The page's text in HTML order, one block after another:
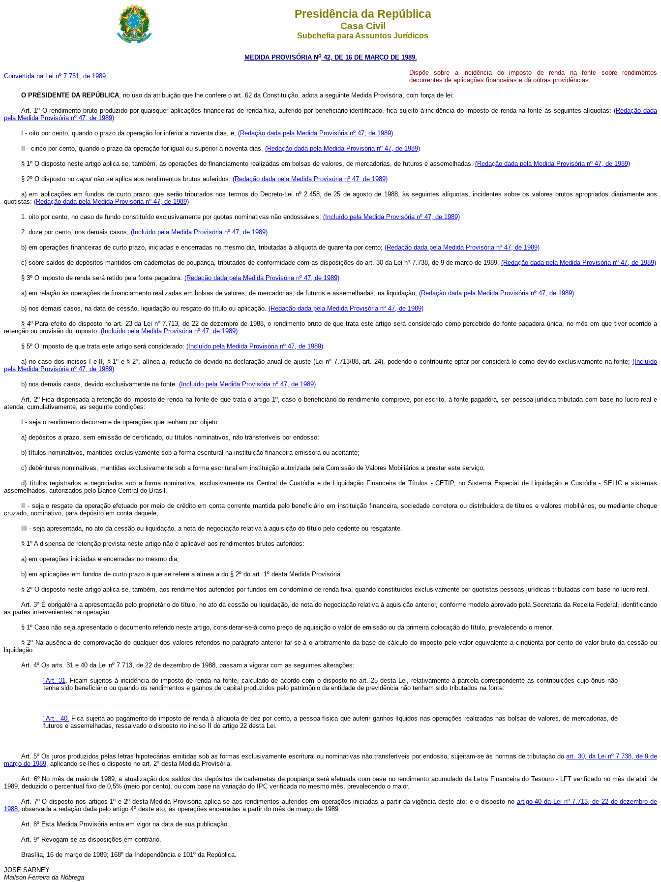
Presidência da República
Casa Civil
Subchefia para Assuntos Jurídicos
MEDIDA PROVISÓRIA No42, DE 16 DE MARÇO DE 1989.
Convertida na Lei nº 7.751, de 1989
Dispõe sobre a incidência do imposto de renda na fonte sobre rendimentos
decorrentes de aplicações financeiras e dá outras providências.
O PRESIDENTE DA REPÚBLICA, no uso da atribuição que lhe confere o art. 62 da Constituição, adota a seguinte Medida Provisória, com força de lei:
Art. 1º O rendimento bruto produzido por quaisquer aplicações financeiras de renda fixa, auferido por beneficiário identificado, fica sujeito à incidência do imposto de renda na fonte às seguintes alíquotas:(Redação dada
pela Medida Provisória nº 47, de 1989)
I - oito por cento, quando o prazo da operação for inferior a noventa dias, e; (Redação dada pela Medida Provisória nº 47, de 1989)
II - cinco por cento, quando o prazo da operação for igual ou superior a noventa dias. (Redação dada pela Medida Provisória nº 47, de 1989)
§ 1º O disposto neste artigo aplica-se, também, às operações de financiamento realizadas em bolsas de valores, de mercadorias, de futuros e assemelhadas. (Redação dada pela Medida Provisória nº 47, de 1989)
§ 2º O disposto no caput não se aplica aos rendimentos brutos auferidos: (Redação dada pela Medida Provisória nº 47, de 1989)
a) em aplicações em fundos de curto prazo, que serão tributados nos termos do Decreto-Lei nº 2.458, de 25 de agosto de 1988, às seguintes alíquotas, incidentes sobre os valores brutos apropriados diariamente aos
quotistas: (Redação dada pela Medida Provisória nº 47, de 1989)
1. oito por cento, no caso de fundo constituído exclusivamente por quotas nominativas não endossáveis; (Incluído pela Medida Provisória nº 47, de 1989)
2. doze por cento, nos demais casos; (Incluído pela Medida Provisória nº 47, de 1989)
b) em operações financeiras de curto prazo, iniciadas e encerradas no mesmo dia, tributadas à alíquota de quarenta por cento; (Redação dada pela Medida Provisória nº 47, de 1989)
c) sobre saldos de depósitos mantidos em cadernetas de poupança, tributados de conformidade com as disposições do art. 30 da Lei nº 7.738, de 9 de março de 1989. (Redação dada pela Medida Provisória nº 47, de 1989)
§ 3º O imposto de renda será retido pela fonte pagadora: (Redação dada pela Medida Provisória nº 47, de 1989)
a) em relação às operações de financiamento realizadas em bolsas de valores, de mercadorias, de futuros e assemelhadas, na liquidação; (Redação dada pela Medida Provisória nº 47, de 1989)
b) nos demais casos, na data de cessão, liquidação ou resgate do título ou aplicação. (Redação dada pela Medida Provisória nº 47, de 1989)
§ 4º Para efeito do disposto no art. 23 da Lei nº 7.713, de 22 de dezembro de 1988, o rendimento bruto de que trata este artigo será considerado como percebido de fonte pagadora única, no mês em que tiver ocorrido a
retenção ou provisão do imposto. (Incluído pela Medida Provisória nº 47, de 1989)
§ 5º O imposto de que trata este artigo será considerado: (Incluído pela Medida Provisória nº 47, de 1989)
a) no caso dos incisos I e II, § 1º e § 2º, alíneaa, redução do devido na declaração anual de ajuste (Lei nº 7.713/88, art. 24), podendo o contribuinte optar por considerá-lo como devido exclusivamente na fonte;(Incluído
pela Medida Provisória nº 47, de 1989)
b) nos demais casos, devido exclusivamente na fonte. (Incluído pela Medida Provisória nº 47, de 1989)
Art. 2º Fica dispensada a retenção do imposto de renda na fonte de que trata o artigo 1º, caso o beneficiário do rendimento comprove, por escrito, à fonte pagadora, ser pessoa jurídica tributada com base no lucro real e
atenda, cumulativamente, as seguinte condições:
I - seja o rendimento decorrente de operações que tenham por objeto:
a) depósitos a prazo, sem emissão de certificado, ou títulos nominativos, não transferíveis por endosso;
b) títulos nominativos, mantidos exclusivamente sob a forma escritural na instituição financeira emissora ou aceitante;
c) debêntures nominativas, mantidas exclusivamente sob a forma escritural em instituição autorizada pela Comissão de Valores Mobiliários a prestar este serviço;
d) títulos registrados e negociados sob a forma nominativa, exclusivamente na Central de Custódia e de Liquidação Financeira de Títulos - CETIP, no Sistema Especial de Liquidação e Custódia - SELIC e sistemas
assemelhados, autorizados pelo Banco Central do Brasil.
II - seja o resgate da operação efetuado por meio de crédito em conta corrente mantida pelo beneficiário em instituição financeira, sociedade corretora ou distribuidora de títulos e valores mobiliários, ou mediante cheque
cruzado, nominativo, para depósito em conta daquele;
III - seja apresentada, no ato da cessão ou liquidação, a nota de negociação relativa à aquisição do título pelo cedente ou resgatante.
§ 1º A dispensa de retenção prevista neste artigo não é aplicável aos rendimentos brutos auferidos:
a) em operações iniciadas e encerradas no mesmo dia;
b) em aplicações em fundos de curto prazo a que se refere a alínea a do § 2º do art. 1º desta Medida Provisória.
§ 2º O disposto neste artigo aplica-se, também, aos rendimentos auferidos por fundos em condomínio de renda fixa, quando constituídos exclusivamente por quotistas pessoas jurídicas tributadas com base no lucro real.
Art. 3º É obrigatória a apresentação pelo proprietário do título, no ato da cessão ou liquidação, de nota de negociação relativa à aquisição anterior, conforme modelo aprovado pela Secretaria da Receita Federal, identificando
as partes intervenientes na operação.
§ 1º Caso não seja apresentado o documento referido neste artigo, considerar-se-á como preço de aquisição o valor de emissão ou da primeira colocação do título, prevalecendo o menor.
§ 2º Na ausência de comprovação de qualquer dos valores referidos no parágrafo anterior far-se-á o arbitramento da base de cálculo do imposto pelo valor equivalente a cinqüenta por cento do valor bruto da cessão ou
liquidação.
Art. 4º Os arts. 31 e 40 da Lei nº 7.713, de 22 de dezembro de 1988, passam a vigorar com as seguintes alterações:
"Art. 31. Ficam sujeitos à incidência do imposto de renda na fonte, calculado de acordo com o disposto no art. 25 desta Lei, relativamente à parcela correspondente às contribuições cujo ônus não
tenha sido beneficiário ou quando os rendimentos e ganhos de capital produzidos pelo patrimônio da entidade de previdência não tenham sido tributados na fonte:
............................................................................
"Art . 40. Fica sujeita ao pagamento do imposto de renda à alíquota de dez por cento, a pessoa física que auferir ganhos líquidos nas operações realizadas nas bolsas de valores, de mercadorias, de
futuros e assemelhadas, ressalvado o disposto no inciso II do artigo 22 desta Lei.
............................................................................
Art. 5º Os juros produzidos pelas letras hipotecárias emitidas sob as formas exclusivamente escritural ou nominativas não transferíveis por endosso, sujeitam-se às normas de tributação doart. 30, da Lei nº 7.738, de 9 de
março de 1989, aplicando-se-lhes o disposto no art. 2º desta Medida Provisória.
Art. 6º No mês de maio de 1989, a atualização dos saldos dos depósitos de cadernetas de poupança será efetuada com base no rendimento acumulado da Letra Financeira do Tesouro - LFT verificado no mês de abril de
1989, deduzido o percentual fixo de 0,5% (meio por cento), ou com base na variação do IPC verificada no mesmo mês, prevalecendo o maior.
Art. 7º O disposto nos artigos 1º e 2º desta Medida Provisória aplica-se aos rendimentos auferidos em operações iniciadas a partir da vigência deste ato; e o disposto no artigo 40 da Lei nº 7.713, de 22 de dezembro de
1988, observada a redação dada pelo artigo 4º deste ato, às operações encerradas a partir do mês de março de 1989.
Art. 8º Esta Medida Provisória entra em vigor na data de sua publicação.
Art. 9º Revogam-se as disposições em contrário.
Brasília, 16 de março de 1989; 168º da Independência e 101º da República.
JOSÉ SARNEY
Mailson Ferreira da Nóbrega